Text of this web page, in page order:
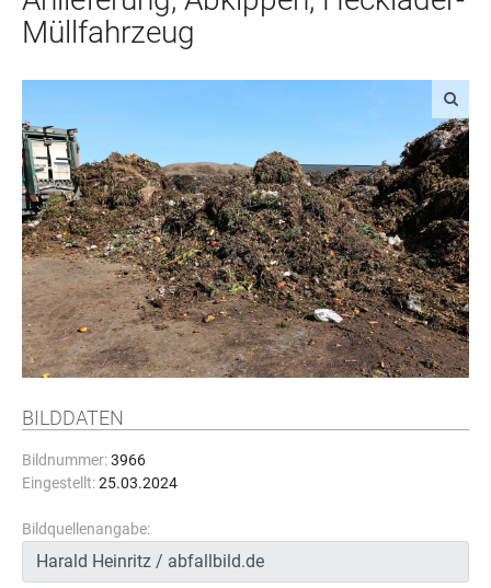
Müllfahrzeug
BILDDATEN
Bildnummer:3966
Eingestellt:25.03.2024
Bildquellenangabe: